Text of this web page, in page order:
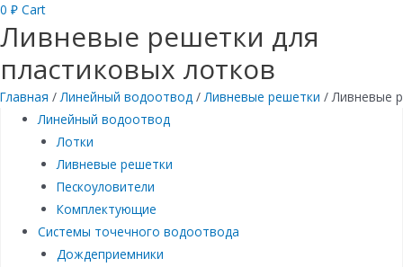
0 ₽ Cart
Ливневые решетки для
пластиковых лотков
Главная /Линейный водоотвод /Ливневые решетки / Ливневые
Линейный водоотвод
Лотки
Ливневые решетки
Пескоуловители
Комплектующие
Системы точечного водоотвода
Дождеприемники